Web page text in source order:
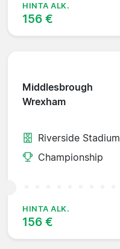
HINTA ALK.
156 €
Middlesbrough
Wrexham
Riverside Stadium
Championship
HINTA ALK.
156 €